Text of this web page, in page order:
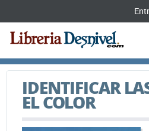
IDENTIFICAR
EL COLOR